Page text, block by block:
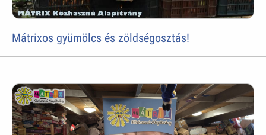
Mátrixos gyümölcs és zöldségosztás!